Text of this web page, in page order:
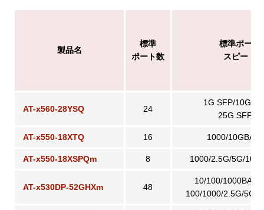
製品名
標準
ポート数
標準ポート
スピード
AT-x560-28YSQ 24
1G SFP/10G
25G SFP28
AT-x550-18XTQ 16 1000/
AT-x550-18XSPQm 8 1000/2.5G/5G/
AT-x530DP-52GHXm 48
10/100/
100/1000/2.5G/